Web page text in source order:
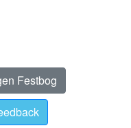
Festbog